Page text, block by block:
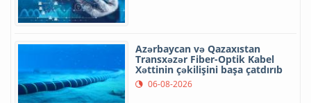
Azərbaycan və Qazaxıstan
Transxəzər Fiber-Optik Kabel
Xəttinin çəkilişini başa çatdırıb
06-08-2026